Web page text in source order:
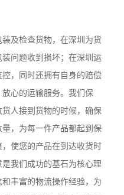
及检查货物，在深圳为货
问题收到损坏；在深圳运
，同时还拥有自身的赔偿
心的运输服务。我们保
人接到货物的时候，确保
，为每一件产品都起到保
使您的产品在到达收货时
我们成功的基石为核心理
丰富的物流操作经验，为